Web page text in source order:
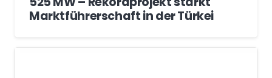
Marktführerschaft in der Türkei